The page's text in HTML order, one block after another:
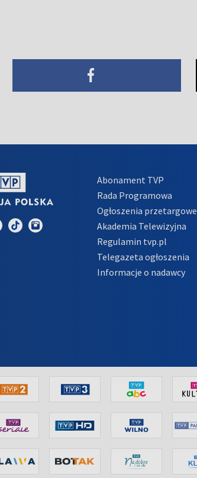
Abonament TVP
Rada Programowa
Ogłoszenia przetargowe
Akademia Telewizyjna
Regulamin tvp.pl
Telegazeta ogłoszenia
Informacje o nadawcy